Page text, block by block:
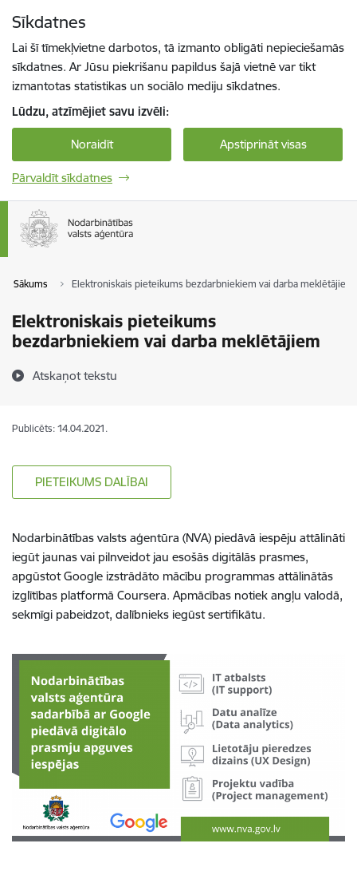
Sīkdatnes
Lai šī tīmekļvietne darbotos, tā izmanto obligāti nepieciešamās
sīkdatnes. Ar Jūsu piekrišanu papildus šajā vietnē var tikt
izmantotas statistikas un sociālo mediju sīkdatnes.
Lūdzu, atzīmējiet savu izvēli:
Noraidīt Apstiprināt visas
Pārvaldīt sīkdatnes
Sākums Elektroniskais pieteikums bezdarbniekiem vai darba meklētājiem
Elektroniskais pieteikums
bezdarbniekiem vai darba meklētājiem
Atskaņot tekstu
Publicēts: 14.04.2021.
PIETEIKUMS DALĪBAI
Nodarbinātības valsts aģentūra (NVA) piedāvā iespēju attālināti
iegūt jaunas vai pilnveidot jau esošās digitālās prasmes,
apgūstot Google izstrādāto mācību programmas attālinātās
izglītības platformā Coursera. Apmācības notiek angļu valodā,
sekmīgi pabeidzot, dalībnieks iegūst sertifikātu.